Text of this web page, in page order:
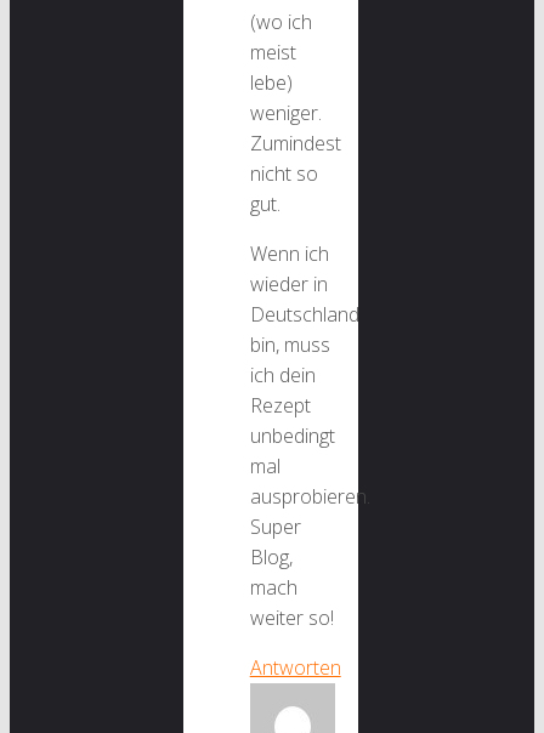
(wo ich
meist
lebe)
weniger.
Zumindest
nicht so
gut.
Wenn ich
wieder in
Deutschland
bin, muss
ich dein
Rezept
unbedingt
mal
ausprobieren.
Super
Blog,
mach
weiter so!
Antworten